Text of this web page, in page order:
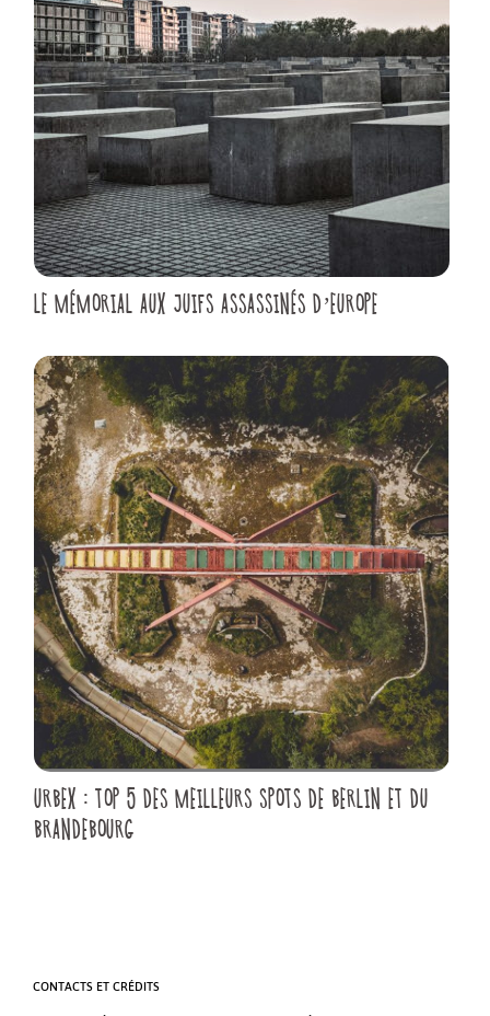
LE MÉMORIAL AUX JUIFS ASSASSINÉS D’EUROPE
URBEX : TOP 5 DES MEILLEURS SPOTS DE BERLIN ET DU
BRANDEBOURG
CONTACTS ET CRÉDITS